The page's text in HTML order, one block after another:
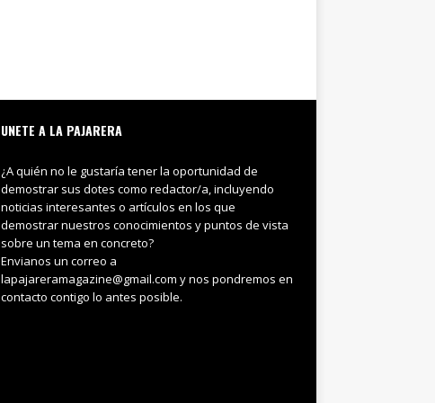
UNETE A LA PAJARERA
¿A quién no le gustaría tener la oportunidad de
demostrar sus dotes como redactor/a, incluyendo
noticias interesantes o artículos en los que
demostrar nuestros conocimientos y puntos de vista
sobre un tema en concreto?
Envianos un correo a
lapajareramagazine@gmail.com y nos pondremos en
contacto contigo lo antes posible.